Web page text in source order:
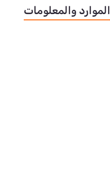
الموارد والمعلومات